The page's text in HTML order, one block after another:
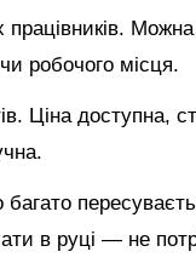
робочого місця.
Ціна доступна,
в руці — не